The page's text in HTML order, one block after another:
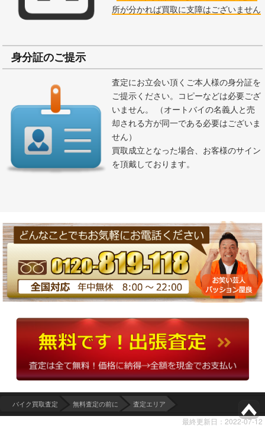
所が分かれば買取に支障はございません
身分証のご提示
査定にお立会い頂くご本人様の身分証を
ご提示ください。コピーなどは必要ござ
いません。 （オートバイの名義人と売
却される方が同一である必要はございま
せん）
買取成立となった場合、お客様のサイン
を頂戴しております。
バイク買取査定 無料査定の前に 査定エリア
最終更新日：2022-07-12